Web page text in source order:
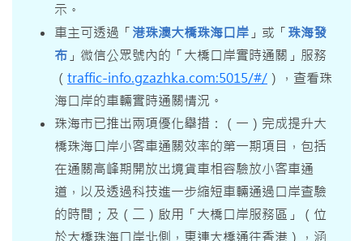
示。
車主可透過「 港珠澳大橋珠海口岸 」或「 珠海發
布 」微信公眾號內的「大橋口岸實時通關」服務
（ traffic-info.gzazhka.com:5015/#/ ），查看珠
海口岸的車輛實時通關情況。
珠海市已推出兩項優化舉措：（一）完成提升大
橋珠海口岸小客車通關效率的第一期項目，包括
在通關高峰期開放出境貨車相容驗放小客車通
道，以及透過科技進一步縮短車輛通過口岸查驗
的時間；及（二）啟用「大橋口岸服務區」（位
於大橋珠海口岸北側，東連大橋通往香港），涵